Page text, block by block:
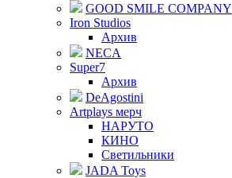
GOOD SMILE COMPANY
Iron Studios
Архив
NECA
Super7
Архив
DeAgostini
Artplays мерч
НАРУТО
КИНО
Светильники
JADA Toys